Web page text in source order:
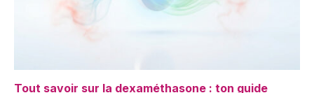
Tout savoir sur la dexaméthasone : ton guide